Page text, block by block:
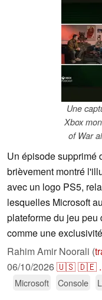
Une
Xbox
of War
Un épisode supprimé
brièvement montré
avec un logo PS5,
lesquelles Microsoft
plateforme du jeu peu
comme une
Rahim Amir Noorali (
06/10/2026🇺🇸🇩🇪
Microsoft Console